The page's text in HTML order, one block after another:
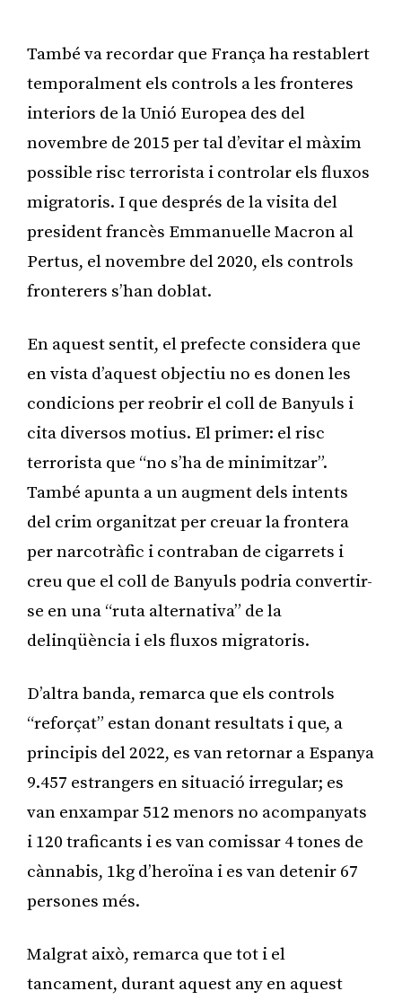
També va recordar que França ha restablert
temporalment els controls a les fronteres
interiors de la Unió Europea des del
novembre de 2015 per tal d’evitar el màxim
possible risc terrorista i controlar els fluxos
migratoris. I que després de la visita del
president francès Emmanuelle Macron al
Pertus, el novembre del 2020, els controls
fronterers s’han doblat.
En aquest sentit, el prefecte considera que
en vista d’aquest objectiu no es donen les
condicions per reobrir el coll de Banyuls i
cita diversos motius. El primer: el risc
terrorista que “no s’ha de minimitzar”.
També apunta a un augment dels intents
del crim organitzat per creuar la frontera
per narcotràfic i contraban de cigarrets i
creu que el coll de Banyuls podria convertir-
se en una “ruta alternativa” de la
delinqüència i els fluxos migratoris.
D’altra banda, remarca que els controls
“reforçat” estan donant resultats i que, a
principis del 2022, es van retornar a Espanya
9.457 estrangers en situació irregular; es
van enxampar 512 menors no acompanyats
i 120 traficants i es van comissar 4 tones de
cànnabis, 1kg d’heroïna i es van detenir 67
persones més.
Malgrat això, remarca que tot i el
tancament, durant aquest any en aquest